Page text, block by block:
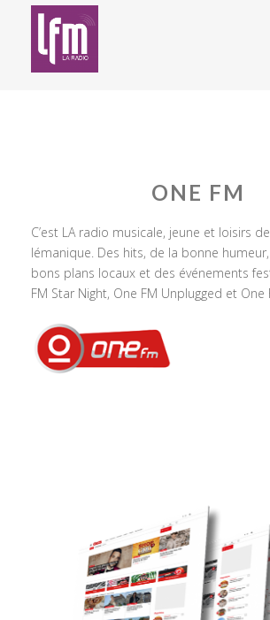
ONE FM
C’est LA radio musicale, jeune et loisirs
lémanique. Des hits, de la bonne
bons plans locaux et des événements
FM Star Night, One FM Unplugged et One